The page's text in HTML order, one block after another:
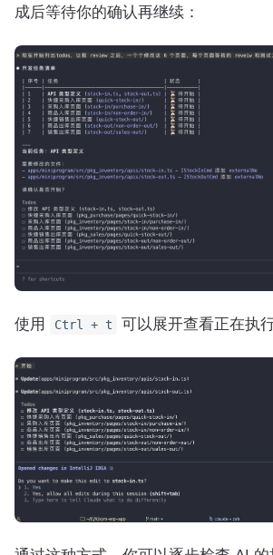
成后等待你的确认再继续：
使用 Ctrl + t 可以展开查看正在执